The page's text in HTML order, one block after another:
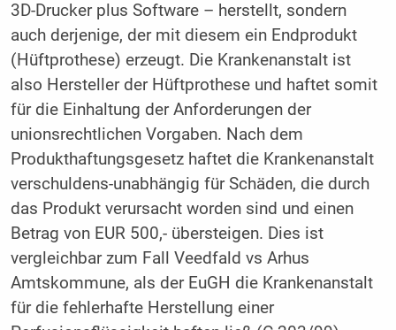
3D-Drucker plus Software – herstellt, sondern
auch derjenige, der mit diesem ein Endprodukt
(Hüftprothese) erzeugt. Die Krankenanstalt ist
also Hersteller der Hüftprothese und haftet somit
für die Einhaltung der Anforderungen der
unionsrechtlichen Vorgaben. Nach dem
Produkthaftungsgesetz haftet die Krankenanstalt
verschuldens-unabhängig für Schäden, die durch
das Produkt verursacht worden sind und einen
Betrag von EUR 500,- übersteigen. Dies ist
vergleichbar zum Fall Veedfald vs Arhus
Amtskommune, als der EuGH die Krankenanstalt
für die fehlerhafte Herstellung einer